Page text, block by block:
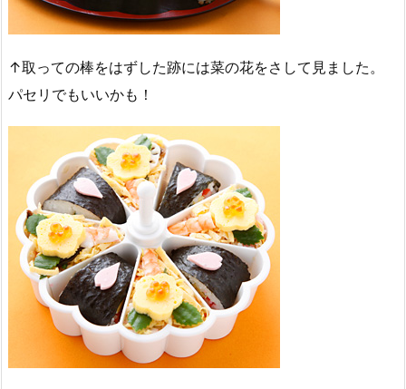
↑取っての棒をはずした跡には菜の花をさして見ました。
パセリでもいいかも！